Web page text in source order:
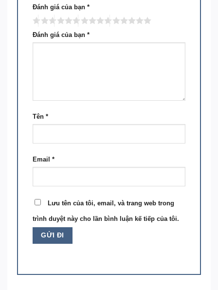
Đánh giá của bạn *
Đánh giá của bạn *
Tên *
Email *
Lưu tên của tôi, email, và trang web trong
trình duyệt này cho lần bình luận kế tiếp của tôi.